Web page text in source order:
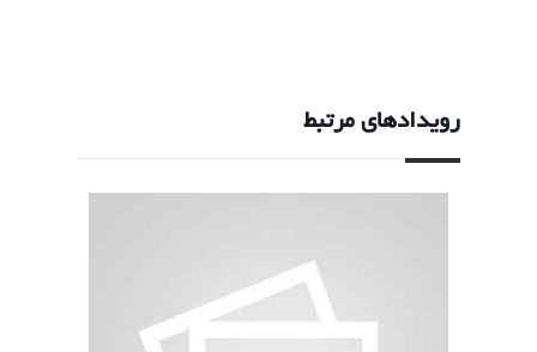
رویدادهای مرتبط